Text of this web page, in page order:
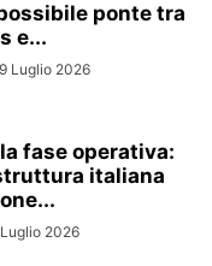
ponte tra
e...
9 Luglio 2026
fase operativa:
italiana
2026